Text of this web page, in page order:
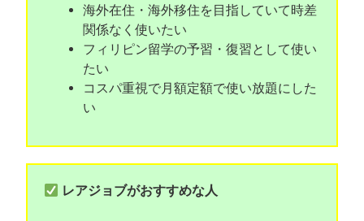
海外在住・海外移住を目指していて時差
関係なく使いたい
フィリピン留学の予習・復習として使い
たい
コスパ重視で月額定額で使い放題にした
い
レアジョブがおすすめな人